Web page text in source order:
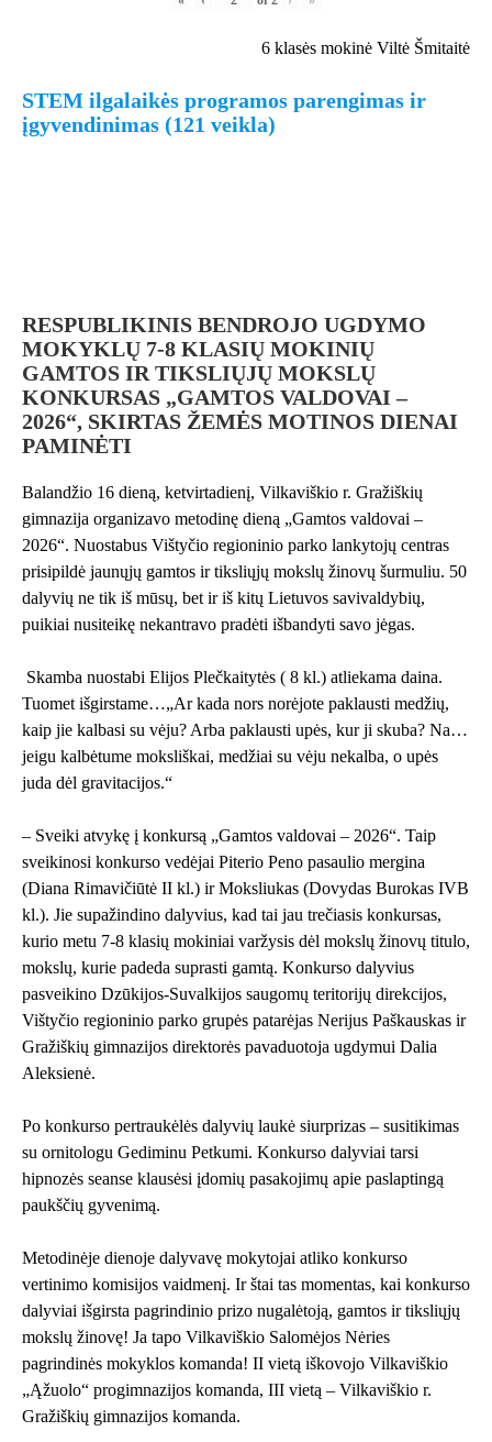
6 klasės mokinė Viltė Šmitaitė
STEM ilgalaikės programos parengimas ir
įgyvendinimas (121 veikla)
RESPUBLIKINIS BENDROJO UGDYMO
MOKYKLŲ 7-8 KLASIŲ MOKINIŲ
GAMTOS IR TIKSLIŲJŲ MOKSLŲ
KONKURSAS „GAMTOS VALDOVAI –
2026“, SKIRTAS ŽEMĖS MOTINOS DIENAI
PAMINĖTI
Balandžio 16 dieną, ketvirtadienį, Vilkaviškio r. Gražiškių
gimnazija organizavo metodinę dieną „Gamtos valdovai –
2026“. Nuostabus Vištyčio regioninio parko lankytojų centras
prisipildė jaunųjų gamtos ir tiksliųjų mokslų žinovų šurmuliu. 50
dalyvių ne tik iš mūsų, bet ir iš kitų Lietuvos savivaldybių,
puikiai nusiteikę nekantravo pradėti išbandyti savo jėgas.
Skamba nuostabi Elijos Plečkaitytės ( 8 kl.) atliekama daina.
Tuomet išgirstame…„Ar kada nors norėjote paklausti medžių,
kaip jie kalbasi su vėju? Arba paklausti upės, kur ji skuba? Na…
jeigu kalbėtume moksliškai, medžiai su vėju nekalba, o upės
juda dėl gravitacijos.“
– Sveiki atvykę į konkursą „Gamtos valdovai – 2026“. Taip
sveikinosi konkurso vedėjai Piterio Peno pasaulio mergina
(Diana Rimavičiūtė II kl.) ir Moksliukas (Dovydas Burokas IVB
kl.). Jie supažindino dalyvius, kad tai jau trečiasis konkursas,
kurio metu 7-8 klasių mokiniai varžysis dėl mokslų žinovų titulo,
mokslų, kurie padeda suprasti gamtą. Konkurso dalyvius
pasveikino Dzūkijos-Suvalkijos saugomų teritorijų direkcijos,
Vištyčio regioninio parko grupės patarėjas Nerijus Paškauskas ir
Gražiškių gimnazijos direktorės pavaduotoja ugdymui Dalia
Aleksienė.
Po konkurso pertraukėlės dalyvių laukė siurprizas – susitikimas
su ornitologu Gediminu Petkumi. Konkurso dalyviai tarsi
hipnozės seanse klausėsi įdomių pasakojimų apie paslaptingą
paukščių gyvenimą.
Metodinėje dienoje dalyvavę mokytojai atliko konkurso
vertinimo komisijos vaidmenį. Ir štai tas momentas, kai konkurso
dalyviai išgirsta pagrindinio prizo nugalėtoją, gamtos ir tiksliųjų
mokslų žinovę! Ja tapo Vilkaviškio Salomėjos Nėries
pagrindinės mokyklos komanda! II vietą iškovojo Vilkaviškio
„Ąžuolo“ progimnazijos komanda, III vietą – Vilkaviškio r.
Gražiškių gimnazijos komanda.